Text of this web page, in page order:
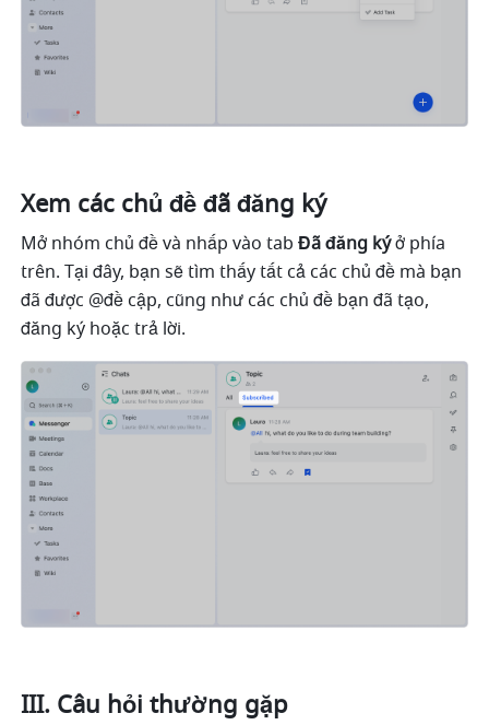
Xem các chủ đề đã đăng ký
Mở nhóm chủ đề và nhấp vào tab Đã đăng ký ở phía
trên. Tại đây, bạn sẽ tìm thấy tất cả các chủ đề mà bạn
đã được @đề cập, cũng như các chủ đề bạn đã tạo,
đăng ký hoặc trả lời.
III. Câu hỏi thường gặp